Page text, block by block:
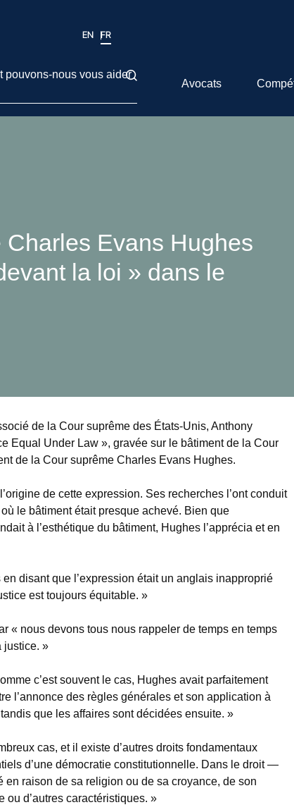
EN FR
pouvons-nous vous aider
Avocats
Charles Evans Hughes
la loi » dans le
de la Cour suprême des États-Unis, Anthony
Equal Under Law », gravée sur le bâtiment de la Cour
de la Cour suprême Charles Evans Hughes.
de cette expression. Ses recherches l’ont conduit
le bâtiment était presque achevé. Bien que
à l’esthétique du bâtiment, Hughes l’apprécia et en
disant que l’expression était un anglais inapproprié
est toujours équitable. »
« nous devons tous nous rappeler de temps en temps
justice. »
c’est souvent le cas, Hughes avait parfaitement
l’annonce des règles générales et son application à
que les affaires sont décidées ensuite. »
cas, et il existe d’autres droits fondamentaux
d’une démocratie constitutionnelle. Dans le droit —
raison de sa religion ou de sa croyance, de son
d’autres caractéristiques. »